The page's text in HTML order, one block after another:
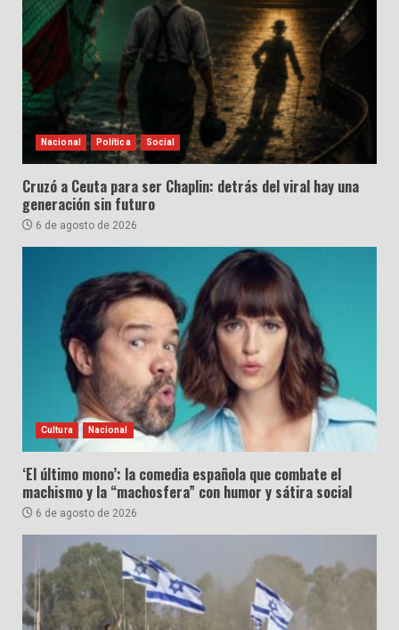
Nacional Política Social
Cruzó a Ceuta para ser Chaplin: detrás del viral hay una
generación sin futuro
6 de agosto de 2026
Cultura Nacional
‘El último mono’: la comedia española que combate el
machismo y la “machosfera” con humor y sátira social
6 de agosto de 2026